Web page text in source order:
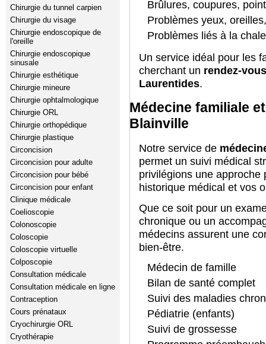
Chirurgie du tunnel carpien
Chirurgie du visage
Chirurgie endoscopique de
l'oreille
Chirurgie endoscopique
sinusale
Chirurgie esthétique
Chirurgie mineure
Chirurgie ophtalmologique
Chirurgie ORL
Chirurgie orthopédique
Chirurgie plastique
Circoncision
Circoncision pour adulte
Circoncision pour bébé
Circoncision pour enfant
Clinique médicale
Coelioscopie
Colonoscopie
Coloscopie
Coloscopie virtuelle
Colposcopie
Consultation médicale
Consultation médicale en ligne
Contraception
Cours prénataux
Cryochirurgie ORL
Cryothérapie
Brûlures, coupures,
Problèmes yeux,
Problèmes liés à la
Un service idéal pour les
cherchant un rendez-
Laurentides.
Médecine familiale
Blainville
Notre service de
permet un suivi médical
privilégions une approche
historique médical et vos
Que ce soit pour un
chronique ou un
médecins assurent une
bien-être.
Médecin de famille
Bilan de santé complet
Suivi des maladies
Pédiatrie (enfants)
Suivi de grossesse